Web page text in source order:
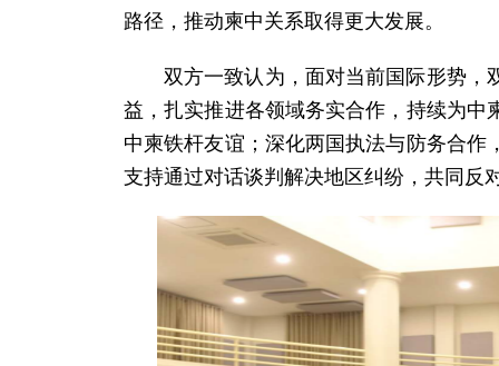
路径，推动柬中关系取得更大发展。
双方一致认为，面对当前国际形势，
益，扎实推进各领域务实合作，持续为
中柬铁杆友谊；深化两国执法与防务合
支持通过对话谈判解决地区纠纷，共同反